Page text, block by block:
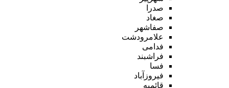
صدرا
صغاد
صفاشهر
علامرودشت
فدامی
فراشبند
فسا
فیروزآباد
قائمیه